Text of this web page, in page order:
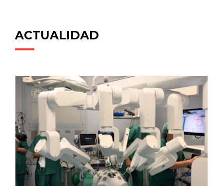
ACTUALIDAD